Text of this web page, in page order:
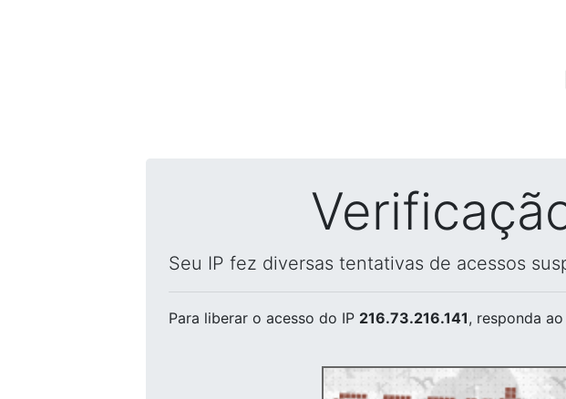
Seu IP fez diversas tentativas de acessos
Para liberar o acesso do IP 216.73.216.141, responda